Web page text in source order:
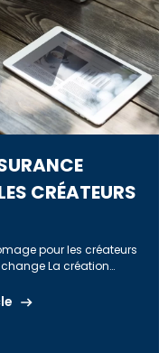
CRÉATEURS
pour les créateurs
change La création